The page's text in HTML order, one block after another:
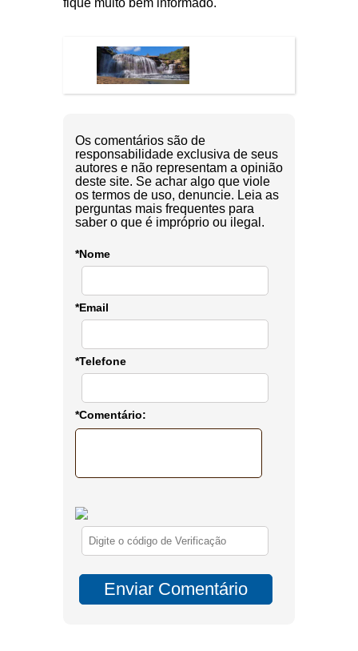
Os comentários são de
responsabilidade exclusiva de seus
autores e não representam a opinião
deste site. Se achar algo que viole
os termos de uso, denuncie. Leia as
perguntas mais frequentes para
saber o que é impróprio ou ilegal.
*Nome
*Email
*Telefone
*Comentário: